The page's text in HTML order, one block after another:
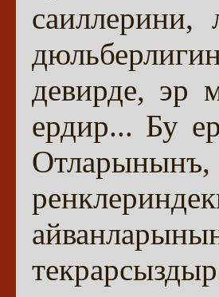
девирде, эр
ердир... Бу